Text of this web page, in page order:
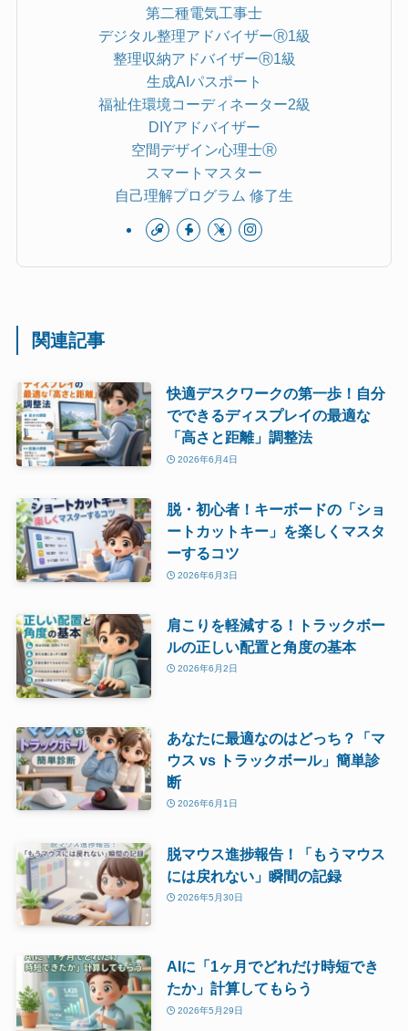
第二種電気工事士
デジタル整理アドバイザーⓇ1級
整理収納アドバイザーⓇ1級
生成AIパスポート
福祉住環境コーディネーター2級
DIYアドバイザー
空間デザイン心理士Ⓡ
スマートマスター
自己理解プログラム 修了生
関連記事
快適デスクワークの第一歩！自分
でできるディスプレイの最適な
「高さと距離」調整法
2026年6月4日
脱・初心者！キーボードの「ショ
ートカットキー」を楽しくマスタ
ーするコツ
2026年6月3日
肩こりを軽減する！トラックボー
ルの正しい配置と角度の基本
2026年6月2日
あなたに最適なのはどっち？「マ
ウス vs トラックボール」簡単診
断
2026年6月1日
脱マウス進捗報告！「もうマウス
には戻れない」瞬間の記録
2026年5月30日
AIに「1ヶ月でどれだけ時短でき
たか」計算してもらう
2026年5月29日